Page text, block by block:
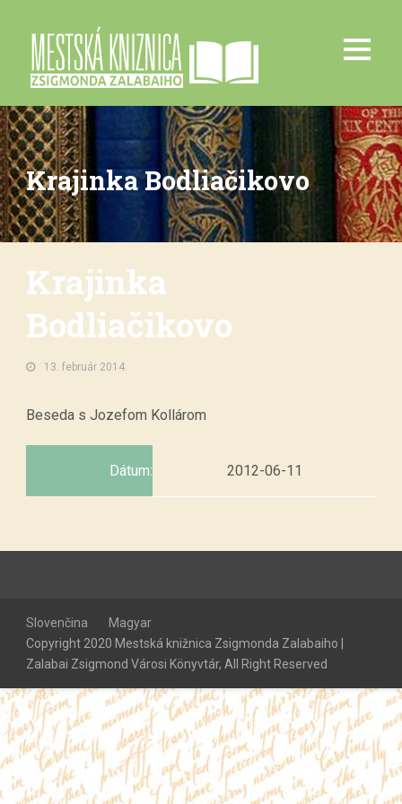
Krajinka Bodliačikovo
Krajinka
Bodliačikovo
13. február 2014.
Beseda s Jozefom Kollárom
Dátum: 2012-06-11
Slovenčina
Magyar
Copyright 2020 Mestská knižnica Zsigmonda Zalabaiho |
Zalabai Zsigmond Városi Könyvtár, All Right Reserved